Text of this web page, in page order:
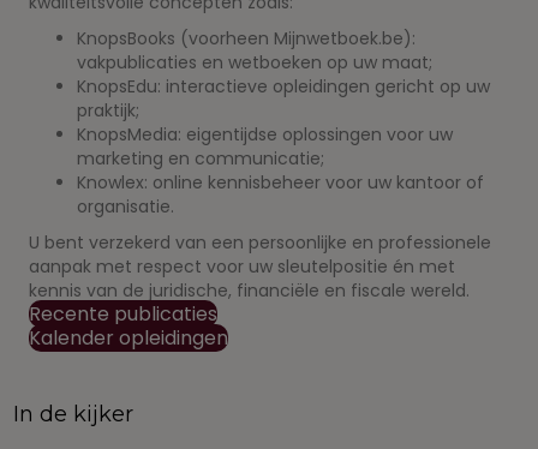
KnopsBooks (voorheen Mijnwetboek.be):
vakpublicaties en wetboeken op uw maat;
KnopsEdu: interactieve opleidingen gericht op uw
praktijk;
KnopsMedia: eigentijdse oplossingen voor uw
marketing en communicatie;
Knowlex: online kennisbeheer voor uw kantoor of
organisatie.
U bent verzekerd van een persoonlijke en professionele
aanpak met respect voor uw sleutelpositie én met
kennis van de juridische, financiële en fiscale wereld.
Recente publicaties
Kalender opleidingen
In de kijker